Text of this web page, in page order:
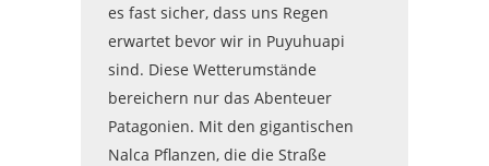
es fast sicher, dass uns Regen
erwartet bevor wir in Puyuhuapi
sind. Diese Wetterumstände
bereichern nur das Abenteuer
Patagonien. Mit den gigantischen
Nalca Pflanzen, die die Straße